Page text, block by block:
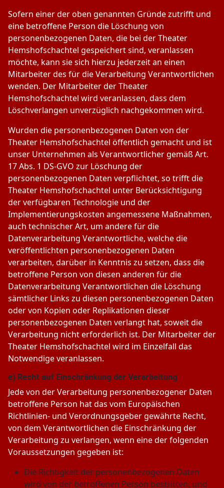
Sofern einer der oben genannten Gründe zutrifft und
eine betroffene Person die Löschung von
personenbezogenen Daten, die bei der Theater
Hemshofschachtel gespeichert sind, veranlassen
möchte, kann sie sich hierzu jederzeit an einen
Mitarbeiter des für die Verarbeitung Verantwortlichen
wenden. Der Mitarbeiter der Theater
Hemshofschachtel wird veranlassen, dass dem
Löschverlangen unverzüglich nachgekommen wird.
Wurden die personenbezogenen Daten von der
Theater Hemshofschachtel öffentlich gemacht und ist
unser Unternehmen als Verantwortlicher gemäß Art.
17 Abs. 1 DS-GVO zur Löschung der
personenbezogenen Daten verpflichtet, so trifft die
Theater Hemshofschachtel unter Berücksichtigung
der verfügbaren Technologie und der
Implementierungskosten angemessene Maßnahmen,
auch technischer Art, um andere für die
Datenverarbeitung Verantwortliche, welche die
veröffentlichten personenbezogenen Daten
verarbeiten, darüber in Kenntnis zu setzen, dass die
betroffene Person von diesen anderen für die
Datenverarbeitung Verantwortlichen die Löschung
sämtlicher Links zu diesen personenbezogenen Daten
oder von Kopien oder Replikationen dieser
personenbezogenen Daten verlangt hat, soweit die
Verarbeitung nicht erforderlich ist. Der Mitarbeiter der
Theater Hemshofschachtel wird im Einzelfall das
Notwendige veranlassen.
e) Recht auf Einschränkung der Verarbeitung
Jede von der Verarbeitung personenbezogener Daten
betroffene Person hat das vom Europäischen
Richtlinien- und Verordnungsgeber gewährte Recht,
von dem Verantwortlichen die Einschränkung der
Verarbeitung zu verlangen, wenn eine der folgenden
Voraussetzungen gegeben ist:
Die Richtigkeit der personenbezogenen Daten
wird von der betroffenen Person bestritten, und